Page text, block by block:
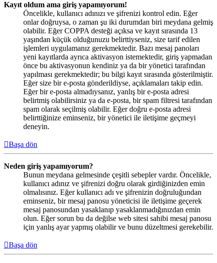
Kayıt oldum ama giriş yapamıyorum!
Öncelikle, kullanıcı adınızı ve şifrenizi kontrol edin. Eğer
onlar doğruysa, o zaman şu iki durumdan biri meydana gelmiş
olabilir. Eğer COPPA desteği açıksa ve kayıt sırasında 13
yaşından küçük olduğunuzu belirttiyseniz, size tarif edilen
işlemleri uygulamanız gerekmektedir. Bazı mesaj panoları
yeni kayıtlarda ayrıca aktivasyon istemektedir, giriş yapmadan
önce bu aktivasyonun kendiniz ya da bir yönetici tarafından
yapılması gerekmektedir; bu bilgi kayıt sırasında gösterilmiştir.
Eğer size bir e-posta gönderildiyse, açıklamaları takip edin.
Eğer bir e-posta almadıysanız, yanlış bir e-posta adresi
belirtmiş olabilirsiniz ya da e-posta, bir spam filtresi tarafından
spam olarak seçilmiş olabilir. Eğer doğru e-posta adresi
belirttiğinize eminseniz, bir yönetici ile iletişime geçmeyi
deneyin.
Başa dön
Neden giriş yapamıyorum?
Bunun meydana gelmesinde çeşitli sebepler vardır. Öncelikle,
kullanıcı adınız ve şifrenizi doğru olarak girdiğinizden emin
olmalısınız. Eğer kullanıcı adı ve şifrenizin doğruluğundan
eminseniz, bir mesaj panosu yöneticisi ile iletişime geçerek
mesaj panosundan yasaklanıp yasaklanmadığınızdan emin
olun. Eğer sorun bu da değilse web sitesi sahibi mesaj panosu
için yanlış ayar yapmış olabilir ve bunu düzeltmesi gerekebilir.
Başa dön